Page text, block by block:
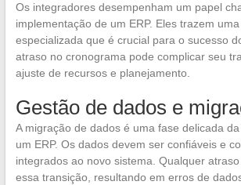
Os integradores desempenham um papel
implementação de um ERP. Eles trazem
especializada que é crucial para o sucesso
atraso no cronograma pode complicar seu
ajuste de recursos e planejamento.
Gestão de dados e
A migração de dados é uma fase delicada
um ERP. Os dados devem ser confiáveis e
integrados ao novo sistema. Qualquer
essa transição, resultando em erros de